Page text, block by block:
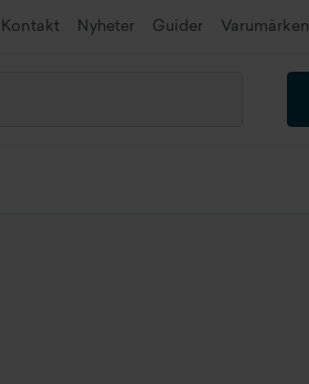
Kontakt Nyheter Guider Varumärken